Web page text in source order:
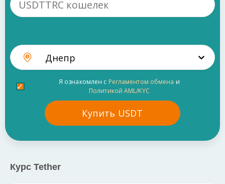
Днепр
Я ознакомлен с Регламентом обмена и
Политикой AML/KYC
Купить USDT
Курс Tether